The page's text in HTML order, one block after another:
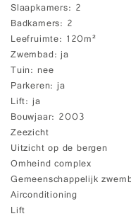
Slaapkamers 2
Badkamers 2
Leefruimte 120m²
Zwembad ja
Tuin nee
Parkeren ja
Lift ja
Bouwjaar 2003
Zeezicht
Uitzicht op de bergen
Omheind complex
Gemeenschappelijk
Airconditioning
Lift